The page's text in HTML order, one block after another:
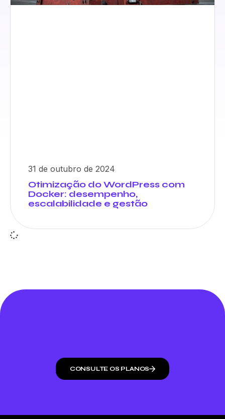
31 de outubro de 2024
Otimização do WordPress com
Docker: desempenho,
escalabilidade e gestão
CONSULTE OS PLANOS